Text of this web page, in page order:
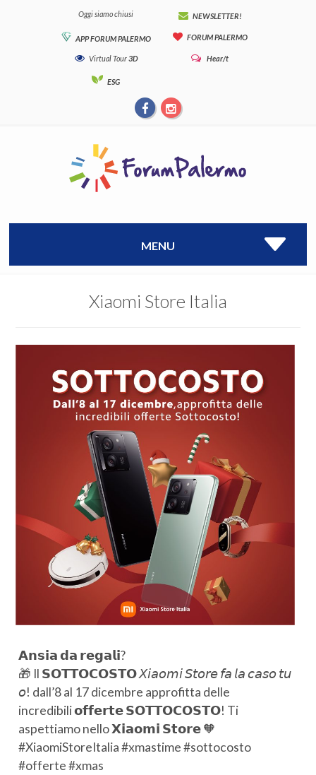
Oggi siamo chiusi NEWSLETTER!
APP FORUM PALERMO FORUM PALERMO
Virtual Tour3D Hear/t
ESG
MENU
Xiaomi Store Italia
𝗔𝗻𝘀𝗶𝗮 𝗱𝗮 𝗿𝗲𝗴𝗮𝗹𝗶?
🎁 Il 𝗦𝗢𝗧𝗧𝗢𝗖𝗢𝗦𝗧𝗢 𝘟𝘪𝘢𝘰𝘮𝘪 𝘚𝘵𝘰𝘳𝘦 𝘧𝘢 𝘭𝘢 𝘤𝘢𝘴𝘰 𝘵𝘶
𝘰! dall’8 al 17 dicembre approfitta delle
incredibili 𝗼𝗳𝗳𝗲𝗿𝘁𝗲 𝗦𝗢𝗧𝗧𝗢𝗖𝗢𝗦𝗧𝗢! Ti
aspettiamo nello 𝗫𝗶𝗮𝗼𝗺𝗶 𝗦𝘁𝗼𝗿𝗲 🧡
#XiaomiStoreItalia #xmastime #sottocosto
#offerte #xmas